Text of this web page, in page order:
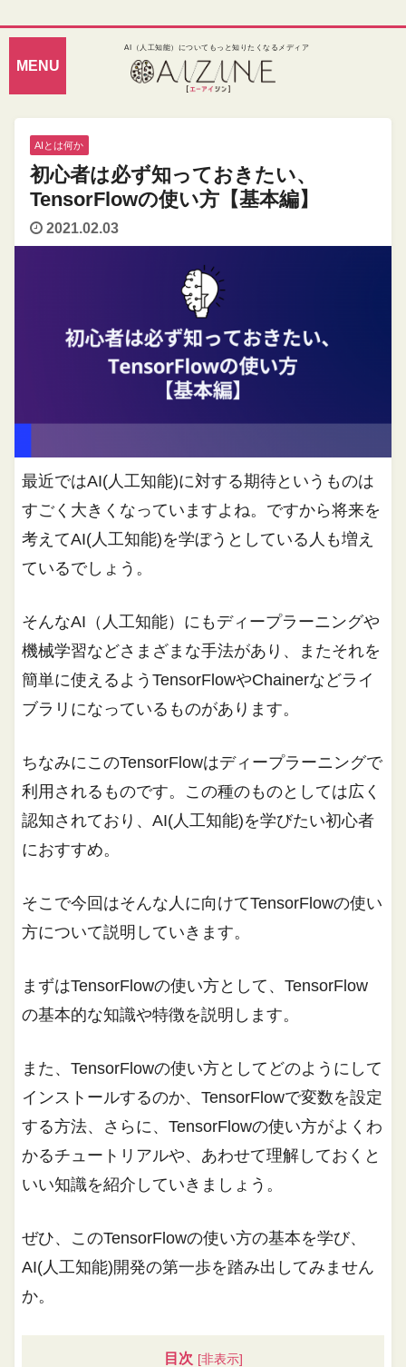
AI（人工知能）についてもっと知りたくなるメディア
AIとは何か
初心者は必ず知っておきたい、
TensorFlowの使い方【基本編】
2021.02.03
最近ではAI(人工知能)に対する期待というものは
すごく大きくなっていますよね。ですから将来を
考えてAI(人工知能)を学ぼうとしている人も増え
ているでしょう。
そんなAI（人工知能）にもディープラーニングや
機械学習などさまざまな手法があり、またそれを
簡単に使えるようTensorFlowやChainerなどライ
ブラリになっているものがあります。
ちなみにこのTensorFlowはディープラーニングで
利用されるものです。この種のものとしては広く
認知されており、AI(人工知能)を学びたい初心者
におすすめ。
そこで今回はそんな人に向けてTensorFlowの使い
方について説明していきます。
まずはTensorFlowの使い方として、TensorFlow
の基本的な知識や特徴を説明します。
また、TensorFlowの使い方としてどのようにして
インストールするのか、TensorFlowで変数を設定
する方法、さらに、TensorFlowの使い方がよくわ
かるチュートリアルや、あわせて理解しておくと
いい知識を紹介していきましょう。
ぜひ、このTensorFlowの使い方の基本を学び、
AI(人工知能)開発の第一歩を踏み出してみません
か。
目次